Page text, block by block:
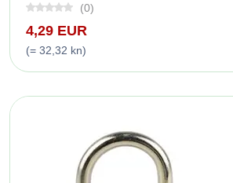
(0)
4,29 EUR
(= 32,32 kn)